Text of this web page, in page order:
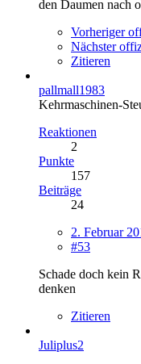
den Daumen nach
Vorheriger
Nächster
Zitieren
pallmall1983
Kehrmaschinen-
Reaktionen
2
Punkte
157
Beiträge
24
2. Februar
#53
Schade doch kein
denken
Zitieren
Juliplus2